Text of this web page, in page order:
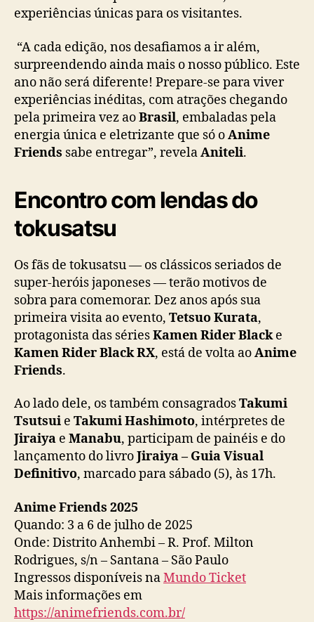
o
a
s
á
t
i
c
a
experiências únicas para os visitantes.
“A cada edição, nos desafiamos a ir além,
surpreendendo ainda mais o nosso público. Este
ano não será diferente! Prepare-se para viver
experiências inéditas, com atrações chegando
pela primeira vez aoBrasil, embaladas pela
energia única e eletrizante que só oAnime
Friends sabe entregar”, revelaAniteli.
Encontro com lendas do
tokusatsu
Os fãs de tokusatsu — os clássicos seriados de
super-heróis japoneses — terão motivos de
sobra para comemorar. Dez anos após sua
primeira visita ao evento, Tetsuo Kurata,
protagonista das sériesKamen Rider Blacke
Kamen Rider Black RX, está de volta aoAnime
Friends.
Ao lado dele, os também consagradosTakumi
Tsutsui e Takumi Hashimoto, intérpretes de
Jiraiya e Manabu, participam de painéis e do
lançamento do livroJiraiya – Guia Visual
Definitivo, marcado para sábado (5), às 17h.
Anime Friends 2025
Quando: 3 a 6 de julho de 2025
Onde: Distrito Anhembi – R. Prof. Milton
Rodrigues, s/n – Santana – São Paulo
Ingressos disponíveis naMundo Ticket
Mais informações em
https://animefriends.com.br/